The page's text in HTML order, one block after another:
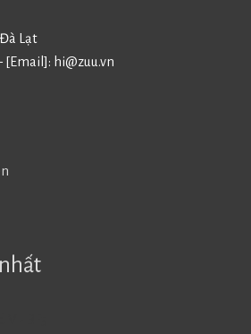
Lạt
[Email]: hi@zuu.vn